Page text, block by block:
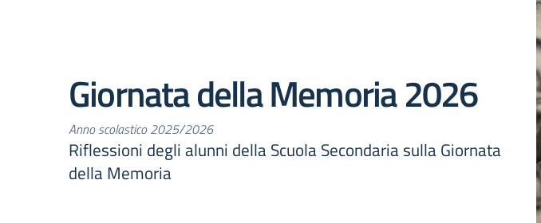
Giornata della Memoria 2026
Anno scolastico 2025/2026
Riflessioni degli alunni della Scuola Secondaria sulla Giornata
della Memoria